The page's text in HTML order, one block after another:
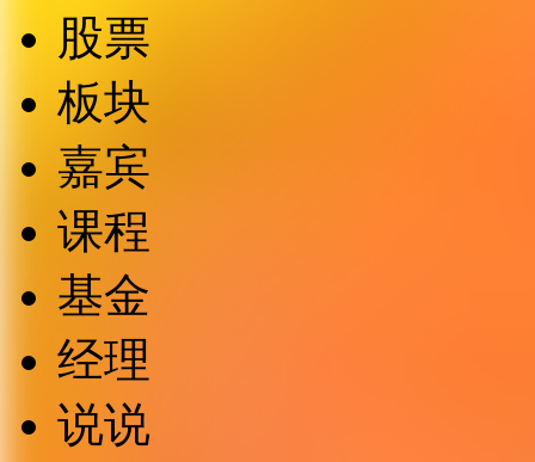
股票
板块
嘉宾
课程
基金
经理
说说